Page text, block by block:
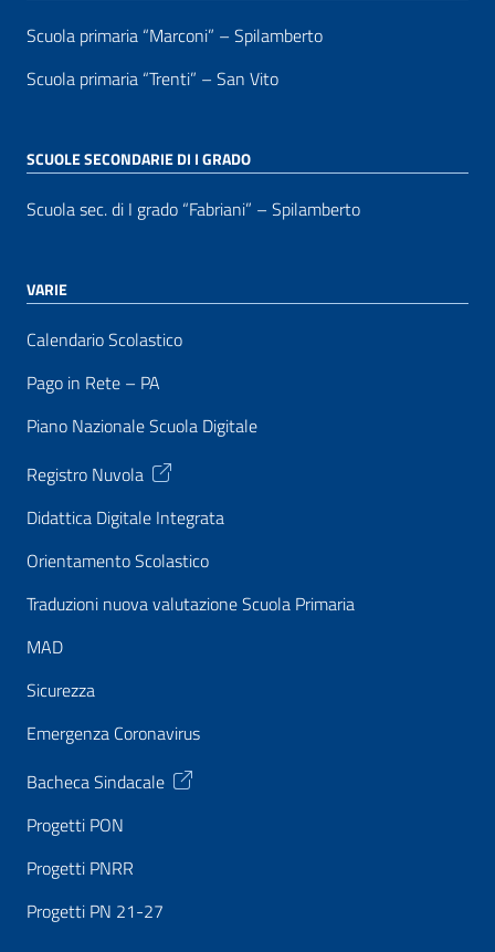
Scuola primaria “Marconi” – Spilamberto
Scuola primaria “Trenti” – San Vito
SCUOLE SECONDARIE DI I GRADO
Scuola sec. di I grado “Fabriani” – Spilamberto
VARIE
Calendario Scolastico
Pago in Rete – PA
Piano Nazionale Scuola Digitale
Registro Nuvola
Didattica Digitale Integrata
Orientamento Scolastico
Traduzioni nuova valutazione Scuola Primaria
MAD
Sicurezza
Emergenza Coronavirus
Bacheca Sindacale
Progetti PON
Progetti PNRR
Progetti PN 21-27